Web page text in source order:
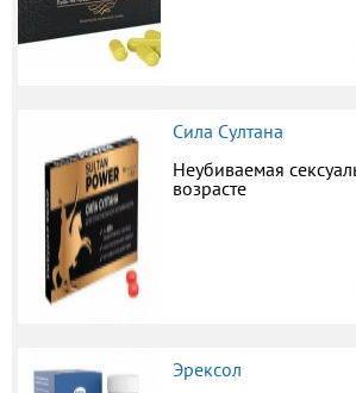
Сила Султана
Неубиваемая
возрасте
Эрексол